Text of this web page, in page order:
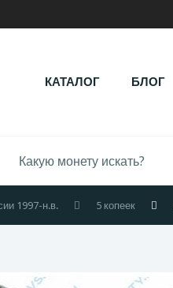
КАТАЛОГ БЛОГ
1997-н.в. 5 копеек